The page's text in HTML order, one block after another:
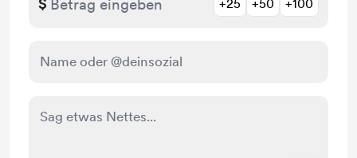
+25 +50 +100